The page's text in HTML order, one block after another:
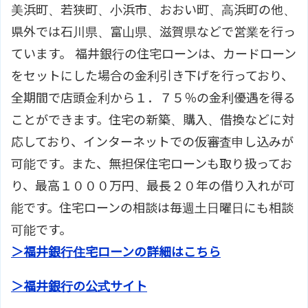
美浜町、若狭町、小浜市、おおい町、高浜町の他、
県外では石川県、富山県、滋賀県などで営業を行っ
ています。 福井銀行の住宅ローンは、カードローン
をセットにした場合の金利引き下げを行っており、
全期間で店頭金利から１．７５％の金利優遇を得る
ことができます。住宅の新築、購入、借換などに対
応しており、インターネットでの仮審査申し込みが
可能です。また、無担保住宅ローンも取り扱ってお
り、最高１０００万円、最長２０年の借り入れが可
能です。住宅ローンの相談は毎週土日曜日にも相談
可能です。
＞福井銀行住宅ローンの詳細はこちら
＞福井銀行の公式サイト